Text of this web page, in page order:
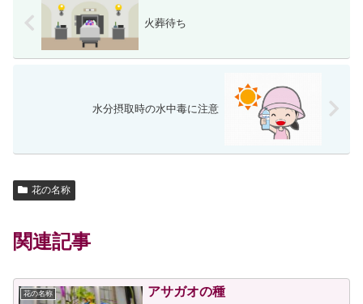
火葬待ち
水分摂取時の水中毒に注意
花の名称
関連記事
花の名称 アサガオの種